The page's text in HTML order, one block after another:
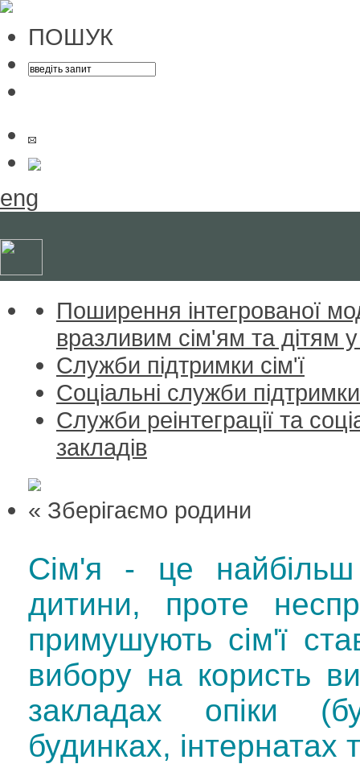
ПОШУК
eng
Поширення інтегрованої
вразливим сім'ям та дітям у
Служби підтримки сім'ї
Соціальні служби підтримки
Служби реінтеграції та
закладів
« Зберігаємо родини
Сім'я - це
дитини, проте
примушують сім'ї
вибору на користь
закладах опіки
будинках, інтернатах